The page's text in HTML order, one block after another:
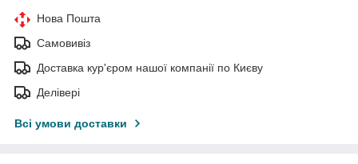
Нова Пошта
Самовивіз
Доставка кур'єром нашої компанії по Києву
Делівері
Всі умови доставки